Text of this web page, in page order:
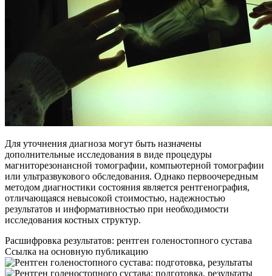
Для уточнения диагноза могут быть назначены
дополнительные исследования в виде процедуры
магниторезонансной томографии, компьютерной томографии
или ультразвукового обследования. Однако первоочередным
методом диагностики состояния является рентгенография,
отличающаяся невысокой стоимостью, надежностью
результатов и информативностью при необходимости
исследования костных структур.
Расшифровка результатов: рентген голеностопного сустава
Ссылка на основную публикацию